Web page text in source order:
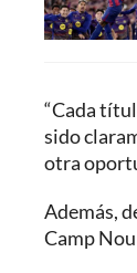
“Cada
sido
otra
Además,
Camp